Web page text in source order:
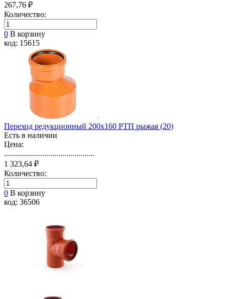
267,76 ₽
Количество:
0 В корзину
код: 15615
Переход редукционный 200х160 РТП рыжая (20)
Есть в наличии
Цена:
.............................................
1 323,64 ₽
Количество:
0 В корзину
код: 36506